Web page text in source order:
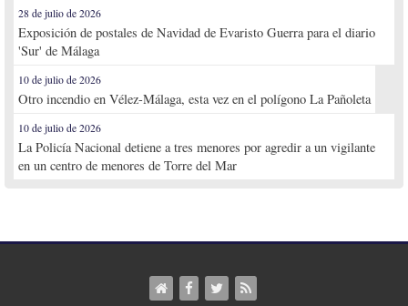
28 de julio de 2026
Exposición de postales de Navidad de Evaristo Guerra para el diario
'Sur' de Málaga
10 de julio de 2026
Otro incendio en Vélez-Málaga, esta vez en el polígono La Pañoleta
10 de julio de 2026
La Policía Nacional detiene a tres menores por agredir a un vigilante
en un centro de menores de Torre del Mar